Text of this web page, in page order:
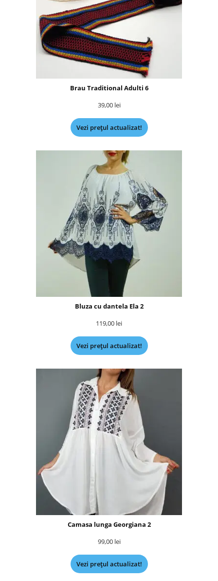
Brau Traditional Adulti 6
39,00 lei
Vezi prețul actualizat!
Bluza cu dantela Ela 2
119,00 lei
Vezi prețul actualizat!
Camasa lunga Georgiana 2
99,00 lei
Vezi prețul actualizat!